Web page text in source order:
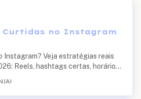
Curtidas no Instagram
Instagram? Veja estratégias reais
Reels, hashtags certas, horários